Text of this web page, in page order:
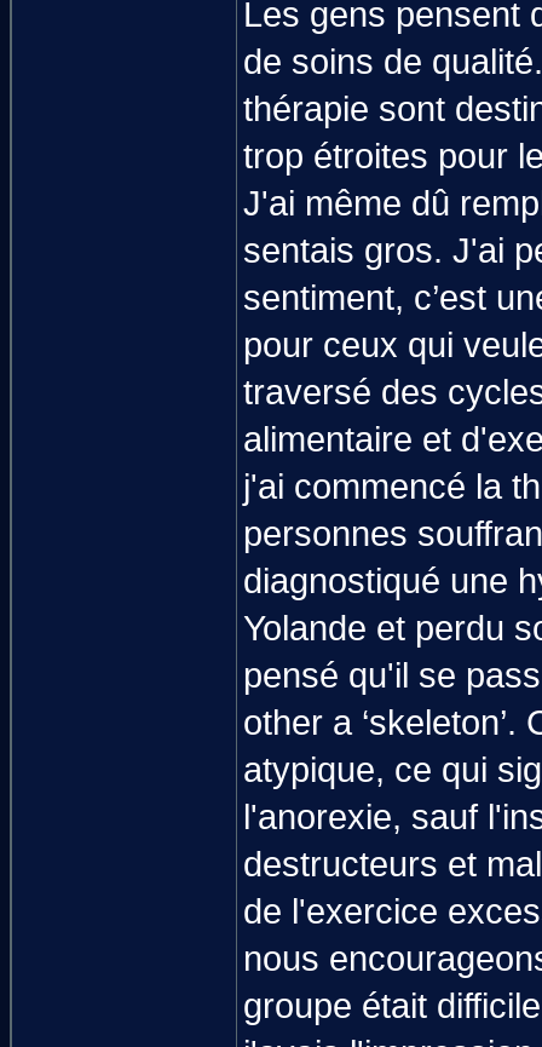
Les gens pensent
de soins de
thérapie sont
trop étroites pour
J'ai même dû
sentais gros. J'ai
sentiment, c’est
pour ceux qui
traversé des
alimentaire et
j'ai commencé la
personnes
diagnostiqué une
Yolande et perdu
pensé qu'il se
other a
atypique, ce qui
l'anorexie, sauf
destructeurs et
de l'exercice
nous
groupe était